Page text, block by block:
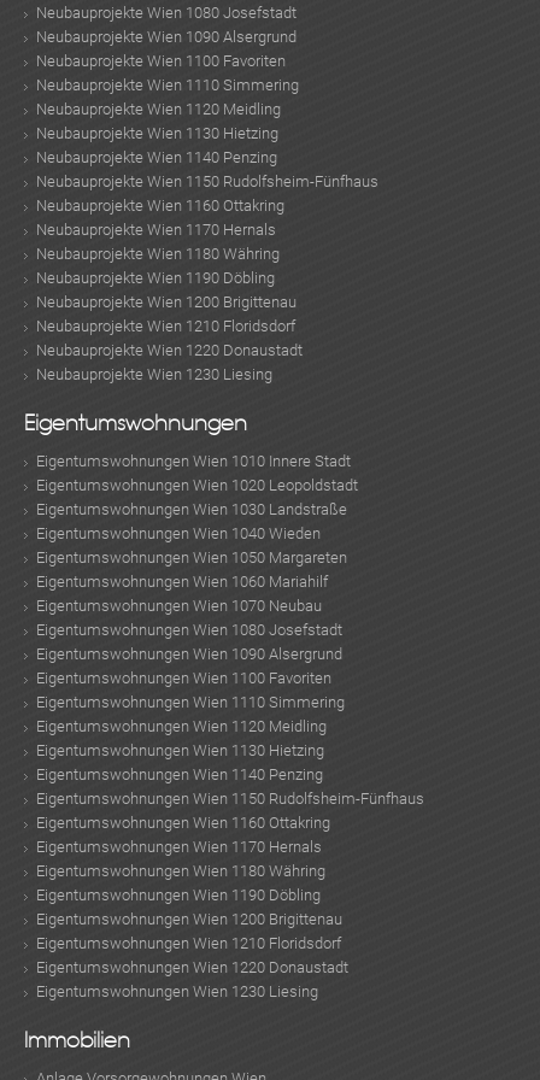
Neubauprojekte Wien 1080 Josefstadt
Neubauprojekte Wien 1090 Alsergrund
Neubauprojekte Wien 1100 Favoriten
Neubauprojekte Wien 1110 Simmering
Neubauprojekte Wien 1120 Meidling
Neubauprojekte Wien 1130 Hietzing
Neubauprojekte Wien 1140 Penzing
Neubauprojekte Wien 1150 Rudolfsheim-Fünfhaus
Neubauprojekte Wien 1160 Ottakring
Neubauprojekte Wien 1170 Hernals
Neubauprojekte Wien 1180 Währing
Neubauprojekte Wien 1190 Döbling
Neubauprojekte Wien 1200 Brigittenau
Neubauprojekte Wien 1210 Floridsdorf
Neubauprojekte Wien 1220 Donaustadt
Neubauprojekte Wien 1230 Liesing
Eigentumswohnungen
Eigentumswohnungen Wien 1010 Innere Stadt
Eigentumswohnungen Wien 1020 Leopoldstadt
Eigentumswohnungen Wien 1030 Landstraße
Eigentumswohnungen Wien 1040 Wieden
Eigentumswohnungen Wien 1050 Margareten
Eigentumswohnungen Wien 1060 Mariahilf
Eigentumswohnungen Wien 1070 Neubau
Eigentumswohnungen Wien 1080 Josefstadt
Eigentumswohnungen Wien 1090 Alsergrund
Eigentumswohnungen Wien 1100 Favoriten
Eigentumswohnungen Wien 1110 Simmering
Eigentumswohnungen Wien 1120 Meidling
Eigentumswohnungen Wien 1130 Hietzing
Eigentumswohnungen Wien 1140 Penzing
Eigentumswohnungen Wien 1150 Rudolfsheim-Fünfhaus
Eigentumswohnungen Wien 1160 Ottakring
Eigentumswohnungen Wien 1170 Hernals
Eigentumswohnungen Wien 1180 Währing
Eigentumswohnungen Wien 1190 Döbling
Eigentumswohnungen Wien 1200 Brigittenau
Eigentumswohnungen Wien 1210 Floridsdorf
Eigentumswohnungen Wien 1220 Donaustadt
Eigentumswohnungen Wien 1230 Liesing
Immobilien